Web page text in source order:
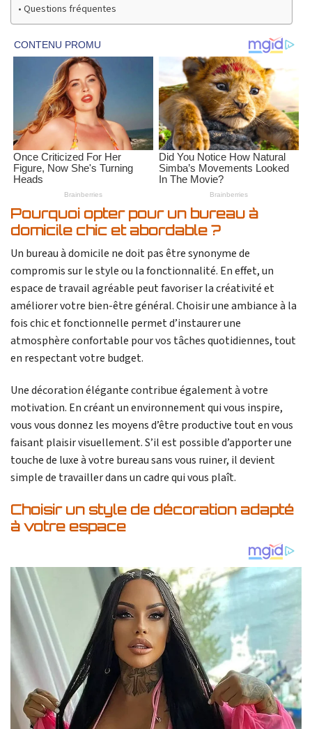
Questions fréquentes
Pourquoi opter pour un bureau à
domicile chic et abordable ?
Un bureau à domicile ne doit pas être synonyme de
compromis sur le style ou la fonctionnalité. En effet, un
espace de travail agréable peut favoriser la créativité et
améliorer votre bien-être général. Choisir une ambiance à la
fois chic et fonctionnelle permet d’instaurer une
atmosphère confortable pour vos tâches quotidiennes, tout
en respectant votre budget.
Une décoration élégante contribue également à votre
motivation. En créant un environnement qui vous inspire,
vous vous donnez les moyens d’être productive tout en vous
faisant plaisir visuellement. S’il est possible d’apporter une
touche de luxe à votre bureau sans vous ruiner, il devient
simple de travailler dans un cadre qui vous plaît.
Choisir un style de décoration adapté
à votre espace